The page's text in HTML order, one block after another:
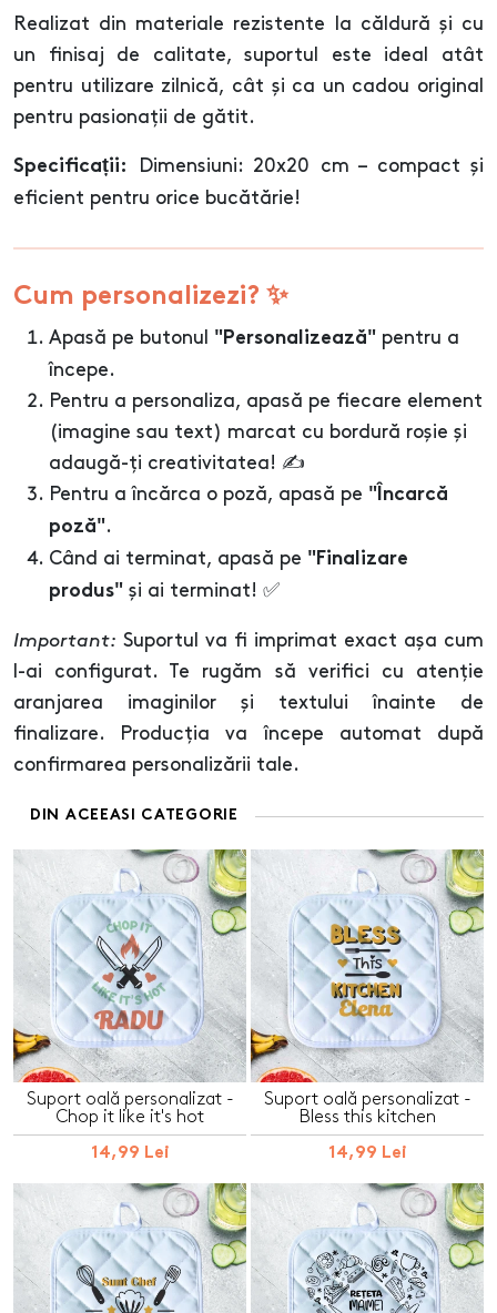
Realizat din materiale rezistente la căldură și cu
un finisaj de calitate, suportul este ideal atât
pentru utilizare zilnică, cât și ca un cadou original
pentru pasionații de gătit.
Specificații:
Dimensiuni: 20x20 cm – compact și
eficient pentru orice bucătărie!
Cum personalizezi? ✨
Apasă pe butonul "Personalizează" pentru a
începe.
Pentru a personaliza, apasă pe fiecare element
(imagine sau text) marcat cu bordură roșie și
adaugă-ți creativitatea! ✍️
Pentru a încărca o poză, apasă pe "Încarcă
poză".
Când ai terminat, apasă pe "Finalizare
produs" și ai terminat! ✅
Important: Suportul va fi imprimat exact așa cum
l-ai configurat. Te rugăm să verifici cu atenție
aranjarea imaginilor și textului înainte de
finalizare. Producția va începe automat după
confirmarea personalizării tale.
DIN ACEEASI CATEGORIE
Suport oală personalizat -
Chop it like it's hot
14,99 Lei
Suport oală personalizat -
Bless this kitchen
14,99 Lei